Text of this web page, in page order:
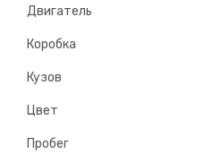
Двигатель
Коробка
Кузов
Цвет
Пробег